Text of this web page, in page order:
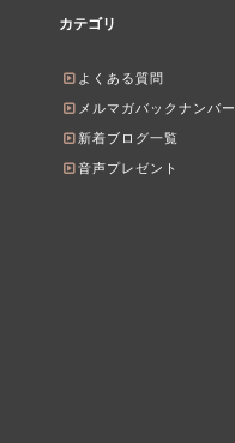
カテゴリ
よくある質問
メルマガバックナンバー
新着ブログ一覧
音声プレゼント